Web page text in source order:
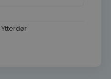
Ytterdør